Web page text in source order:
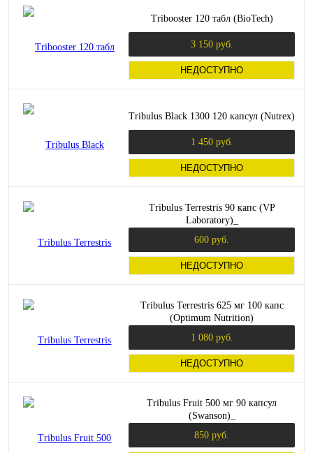
Tribooster 120 табл (BioTech)
3 150 руб.
НЕДОСТУПНО
Tribulus Black 1300 120 капсул (Nutrex)
1 450 руб.
НЕДОСТУПНО
Tribulus Terrestris 90 капс (VP
Laboratory)_
600 руб.
НЕДОСТУПНО
Tribulus Terrestris 625 мг 100 капс
(Optimum Nutrition)
1 080 руб.
НЕДОСТУПНО
Tribulus Fruit 500 мг 90 капсул
(Swanson)_
850 руб.